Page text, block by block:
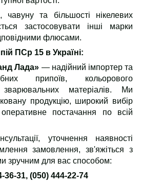
та більшості нікелевих
застосовувати інші марки
флюсами.
ПСр 15 в Україні:
Лада» — надійний імпортер та
припоїв, кольорового
матеріалів. Ми
продукцію, широкий вибір
постачання по всій
уточнення наявності
замовлення, зв'яжіться з
зручним для вас способом:
36-31, (050) 444-22-74